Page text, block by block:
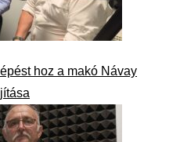
hoz a makó Návay